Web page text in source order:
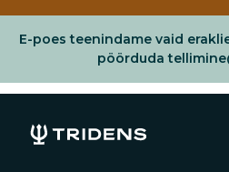
E-poes teenindame vaid
pöörduda